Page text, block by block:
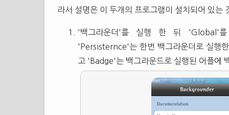
라서 설명은 이 두개의 프로그램이 설치되어 있는
'백그라운더'를 실행 한 뒤 'Global'
'Persisternce'는 한번 백그라운더로 실행
고 'Badge'는 백그라운드로 실행된 어플에